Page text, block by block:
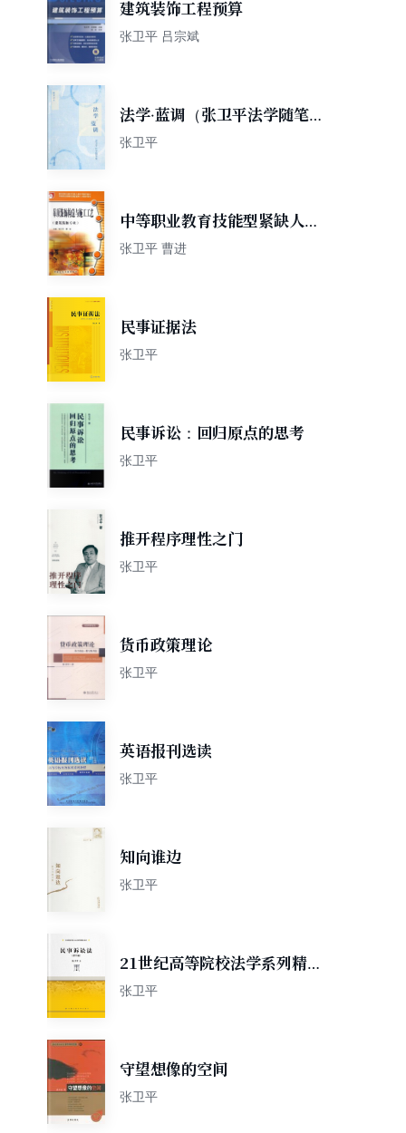
建筑装饰工程预算
张卫平 吕宗斌
法学·蓝调（张卫平法学随笔
集）
张卫平
中等职业教育技能型紧缺人才
教学用书：吊顶装饰构造与施
张卫平 曹进
民事证据法
张卫平
民事诉讼：回归原点的思考
张卫平
推开程序理性之门
张卫平
货币政策理论
张卫平
英语报刊选读
张卫平
知向谁边
张卫平
21世纪高等院校法学系列精品
教材:民事诉讼法(第三版)
张卫平
守望想像的空间
张卫平